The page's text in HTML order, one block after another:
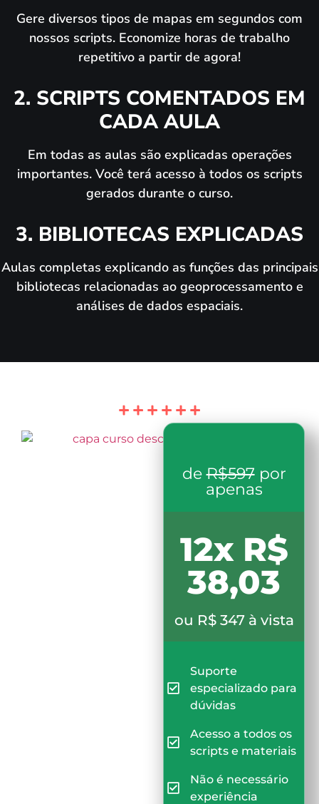
Gere diversos tipos de mapas em segundos com
nossos scripts. Economize horas de trabalho
repetitivo a partir de agora!
2. SCRIPTS COMENTADOS EM
CADA AULA
Em todas as aulas são explicadas operações
importantes. Você terá acesso à todos os scripts
gerados durante o curso.
3. BIBLIOTECAS EXPLICADAS
Aulas completas explicando as funções das principais
bibliotecas relacionadas ao geoprocessamento e
análises de dados espaciais.
deR$597por
apenas
12x R$
38,03
ou R$ 347 à vista
Suporte
especializado para
dúvidas
Acesso a todos os
scripts e materiais
Não é necessário
experiência